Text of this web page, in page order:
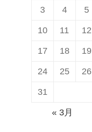
3 4 5
10 11 12
17 18 19
24 25 26
31
« 3月